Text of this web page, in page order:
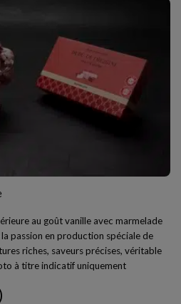
au goût vanille avec marmelade
passion en production spéciale de
riches, saveurs précises, véritable
à titre indicatif uniquement